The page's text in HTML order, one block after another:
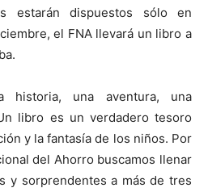
estarán dispuestos sólo en
el FNA llevará un libro a
historia, una aventura, una
libro es un verdadero tesoro
y la fantasía de los niños. Por
del Ahorro buscamos llenar
y sorprendentes a más de tres